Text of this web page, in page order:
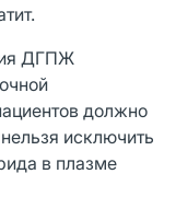
ДГПЖ
должно
исключить
в плазме